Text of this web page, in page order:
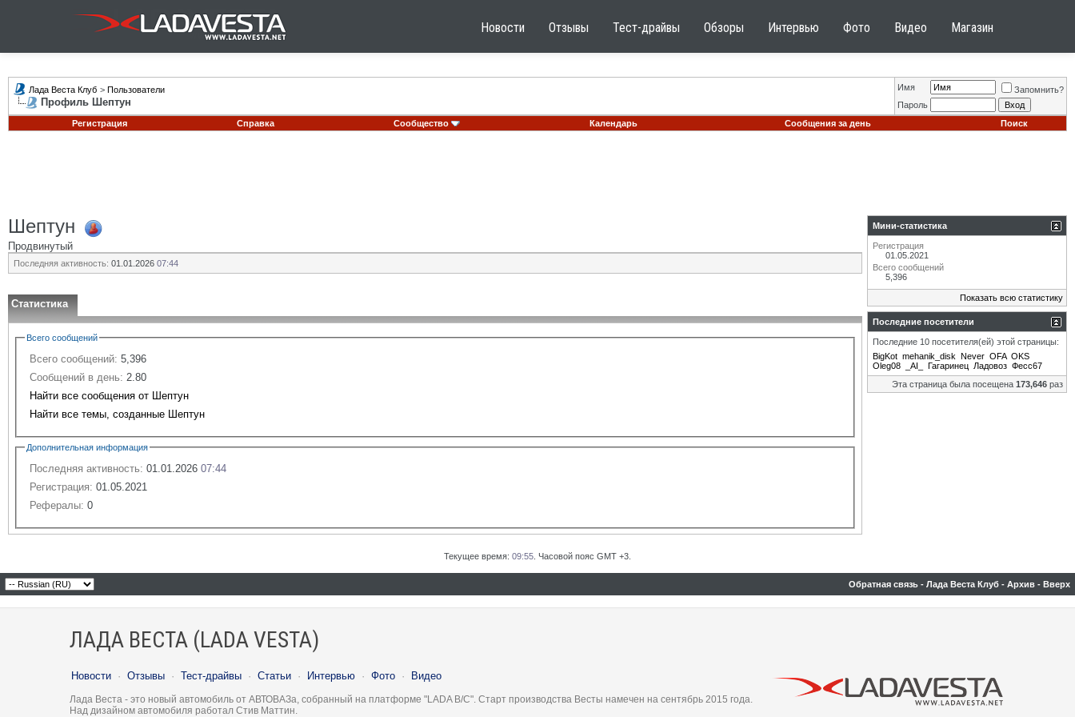
Новости Отзывы Тест-драйвы Обзоры Интервью Фото Видео Магазин
Лада Веста Клуб > Пользователи
Профиль Шептун
Имя
Запомнить?
Пароль
Регистрация
Справка Сообщество Календарь Сообщения за день Поиск
Шептун
Продвинутый
Последняя активность: 01.01.2026 07:44
Статистика
Всего сообщений
Всего сообщений: 5,396
Сообщений в день: 2.80
Найти все сообщения от Шептун
Найти все темы, созданные Шептун
Дополнительная информация
Последняя активность: 01.01.2026 07:44
Регистрация: 01.05.2021
Рефералы: 0
Мини-статистика
Регистрация
01.05.2021
Всего сообщений
5,396
Показать всю статистику
Последние посетители
Последние 10 посетителя(ей) этой страницы:
BigKot mehanik_disk Never OFA OKS
Oleg08
_AI_ Гагаринец Ладовоз Фесс67
Эта страница была посещена 173,646 раз
Текущее время: 09:55 . Часовой пояс GMT +3.
Обратная связь - Лада Веста Клуб - Архив - Вверх
ЛАДА ВЕСТА (LADA VESTA)
Новости · Отзывы · Тест-драйвы · Статьи · Интервью · Фото · Видео
Лада Веста - это новый автомобиль от АВТОВАЗа, собранный на платформе "LADA B/C". Старт производства Весты намечен на сентябрь 2015 года.
Над дизайном автомобиля работал Стив Маттин.